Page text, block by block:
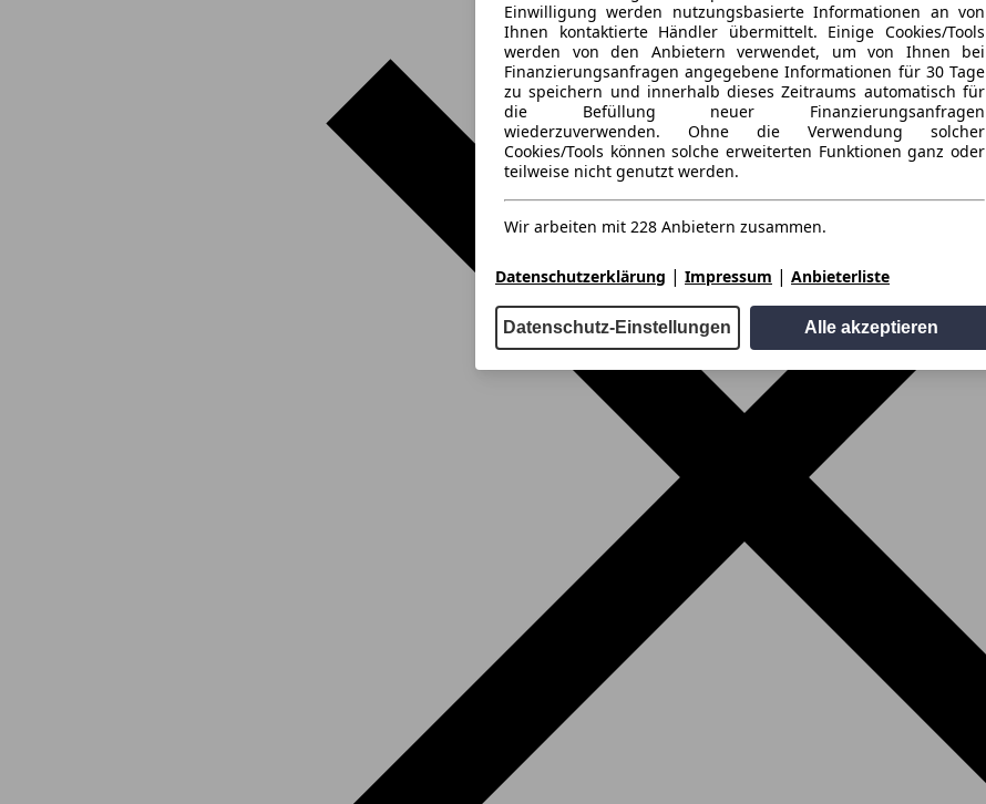
Einwilligung werden nutzungsbasierte Informationen an von
Ihnen kontaktierte Händler übermittelt. Einige Cookies/Tools
werden von den Anbietern verwendet, um von Ihnen bei
Finanzierungsanfragen angegebene Informationen für 30 Tage
zu speichern und innerhalb dieses Zeitraums automatisch für
die Befüllung neuer Finanzierungsanfragen
wiederzuverwenden. Ohne die Verwendung solcher
Cookies/Tools können solche erweiterten Funktionen ganz oder
teilweise nicht genutzt werden.
Wir arbeiten mit 228 Anbietern zusammen.
Datenschutzerklärung | Impressum | Anbieterliste
Datenschutz-Einstellungen Alle akzeptieren